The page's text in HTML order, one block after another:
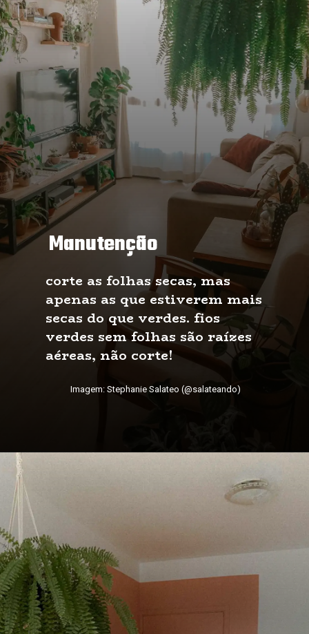
Manutenção
corte as folhas secas, mas
apenas as que estiverem mais
secas do que verdes. fios
verdes sem folhas são raízes
aéreas, não corte!
Imagem: Stephanie Salateo (@salateando)